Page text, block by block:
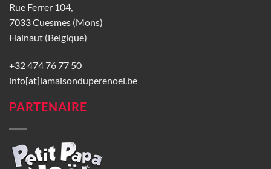
Rue Ferrer 104,
7033 Cuesmes (Mons)
Hainaut (Belgique)
+32 474 76 77 50
info[at]lamaisonduperenoel.be
PARTENAIRE